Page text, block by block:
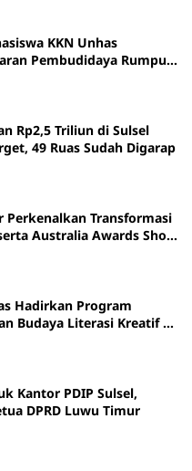
KKN Unhas
Pembudidaya Rumput
Rp2,5 Triliun di Sulsel
49 Ruas Sudah Digarap
Perkenalkan Transformasi
Australia Awards Short
Hadirkan Program
Budaya Literasi Kreatif di
Kantor PDIP Sulsel,
DPRD Luwu Timur